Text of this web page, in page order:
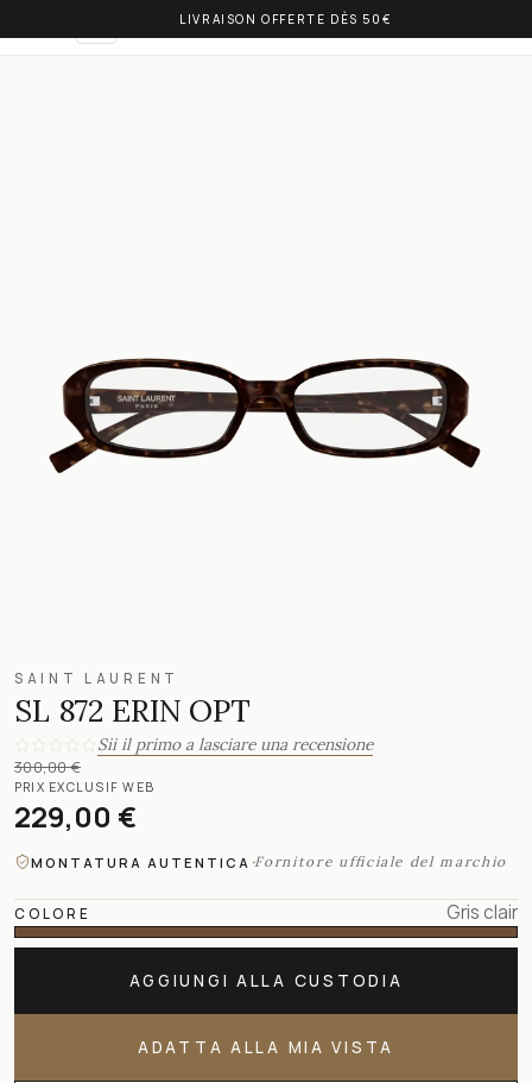
LIVRAISON OFFERTE DÈS 50€
OLIVIA BALM
SAINT LAURENT
SL 872 ERIN OPT
Sii il primo a lasciare una recensione
300,00 €
PRIX EXCLUSIF WEB
229,00 €
MONTATURA AUTENTICA ·Fornitore ufficiale del marchio
COLORE Gris clair
AGGIUNGI ALLA CUSTODIA
ADATTA ALLA MIA VISTA